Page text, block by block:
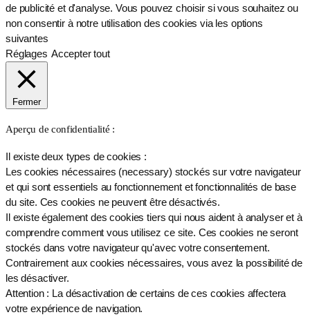
de publicité et d'analyse. Vous pouvez choisir si vous souhaitez ou
non consentir à notre utilisation des cookies via les options
suivantes
Réglages Accepter tout
Fermer
Aperçu de confidentialité :
Il existe deux types de cookies :
Les cookies nécessaires (necessary) stockés sur votre navigateur
et qui sont essentiels au fonctionnement et fonctionnalités de base
du site. Ces cookies ne peuvent être désactivés.
Il existe également des cookies tiers qui nous aident à analyser et à
comprendre comment vous utilisez ce site. Ces cookies ne seront
stockés dans votre navigateur qu'avec votre consentement.
Contrairement aux cookies nécessaires, vous avez la possibilité de
les désactiver.
Attention : La désactivation de certains de ces cookies affectera
votre expérience de navigation.